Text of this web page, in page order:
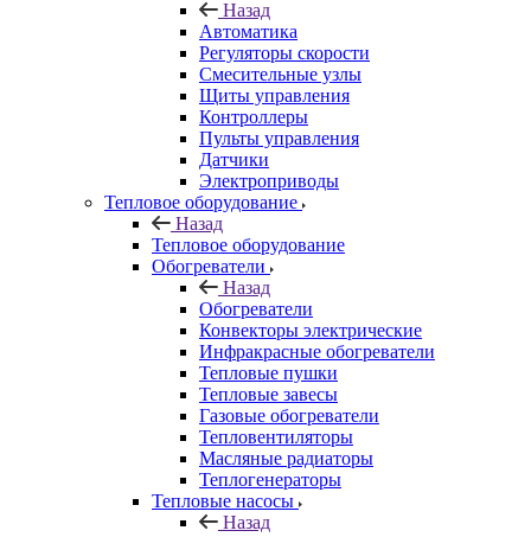
Назад
Автоматика
Регуляторы скорости
Смесительные узлы
Щиты управления
Контроллеры
Пульты управления
Датчики
Электроприводы
Тепловое оборудование
Назад
Тепловое оборудование
Обогреватели
Назад
Обогреватели
Конвекторы электрические
Инфракрасные обогреватели
Тепловые пушки
Тепловые завесы
Газовые обогреватели
Тепловентиляторы
Масляные радиаторы
Теплогенераторы
Тепловые насосы
Назад